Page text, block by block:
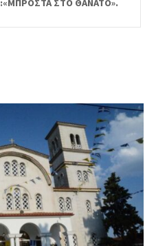
:«ΜΠΡΟΣΤΑ ΣΤΟ ΘΑΝΑΤΟ».